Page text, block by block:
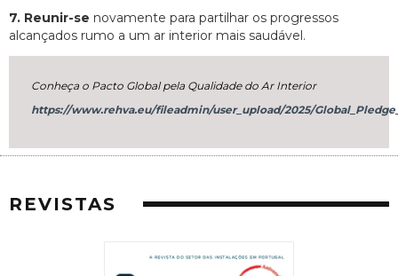
7. Reunir-se novamente para partilhar os progressos
alcançados rumo a um ar interior mais saudável.
Conheça o Pacto Global pela Qualidade do Ar Interior
https://www.rehva.eu/fileadmin/user_upload/2025/
REVISTAS